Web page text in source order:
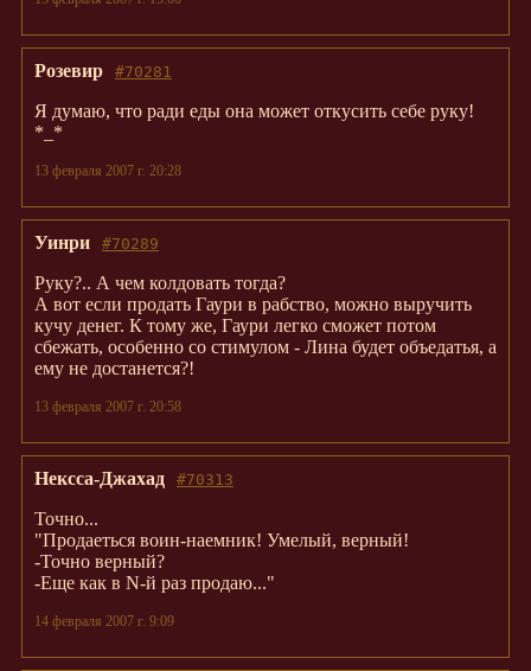
#70281
Розевир
Я думаю, что ради еды она может откусить себе руку!
*_*
13 февраля 2007 г. 20:28
#70289
Уинри
Руку?.. А чем колдовать тогда?
А вот если продать Гаури в рабство, можно выручить
кучу денег. К тому же, Гаури легко сможет потом
сбежать, особенно со стимулом - Лина будет объедатья, а
ему не достанется?!
13 февраля 2007 г. 20:58
#70313
Нексса-Джахад
Точно...
"Продаеться воин-наемник! Умелый, верный!
-Точно верный?
-Еще как в N-й раз продаю..."
14 февраля 2007 г. 9:09